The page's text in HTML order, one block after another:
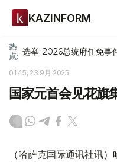
KAZINFORM
热
点: 选举-2026总统府任免事
01:45, 23 9月 2025
国家元首会见花旗
（哈萨克国际通讯社讯